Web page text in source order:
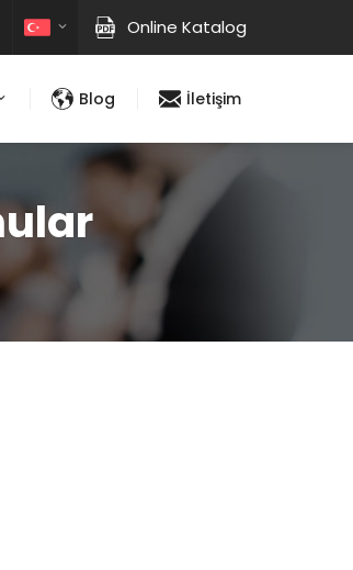
Online Katalog
Blog İletişim